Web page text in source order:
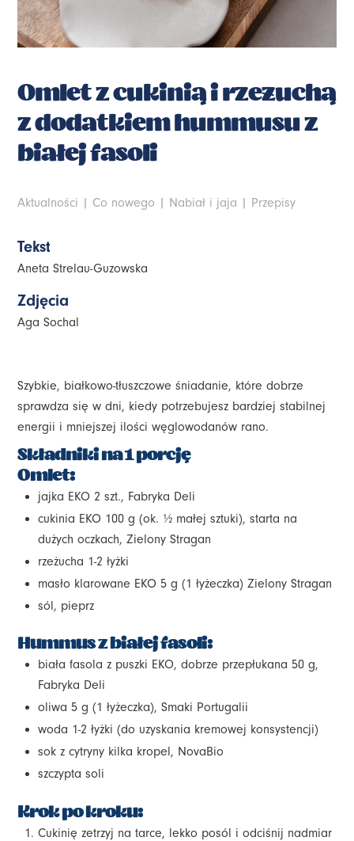
Omlet z cukinią i rzeżuchą
z dodatkiem hummusu z
białej fasoli
Aktualności | Co nowego | Nabiał i jaja | Przepisy
Tekst
Aneta Strelau-Guzowska
Zdjęcia
Aga Sochal
Szybkie, białkowo-tłuszczowe śniadanie, które dobrze
sprawdza się w dni, kiedy potrzebujesz bardziej stabilnej
energii i mniejszej ilości węglowodanów rano.
Składniki na 1 porcję
Omlet:
jajka EKO 2 szt., Fabryka Deli
cukinia EKO 100 g (ok. ½ małej sztuki), starta na
dużych oczkach, Zielony Stragan
rzeżucha 1-2 łyżki
masło klarowane EKO 5 g (1 łyżeczka) Zielony Stragan
sól, pieprz
Hummus z białej fasoli:
biała fasola z puszki EKO, dobrze przepłukana 50 g,
Fabryka Deli
oliwa 5 g (1 łyżeczka), Smaki Portugalii
woda 1-2 łyżki (do uzyskania kremowej konsystencji)
sok z cytryny kilka kropel, NovaBio
szczypta soli
Krok po kroku:
Cukinię zetrzyj na tarce, lekko posól i odciśnij nadmiar